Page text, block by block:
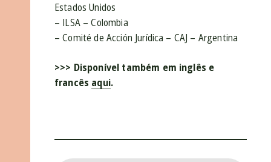
Estados Unidos
– ILSA – Colombia
– Comité de Acción Jurídica – CAJ – Argentina
>>> Disponível também em inglês e
francês aqui.